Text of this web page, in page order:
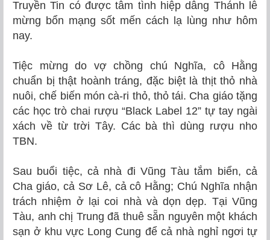
Truyền Tin có được tâm tình hiệp dâng Thánh lễ
mừng bổn mạng sốt mến cách lạ lùng như hôm
nay.
Tiệc mừng do vợ chồng chú Nghĩa, cô Hằng
chuẩn bị thật hoành tráng, đặc biệt là thịt thỏ nhà
nuôi, chế biến món cà-ri thỏ, thỏ tái. Cha giáo tặng
các học trò chai rượu “Black Label 12” tự tay ngài
xách về từ trời Tây. Các bà thì dùng rượu nho
TBN.
Sau buổi tiệc, cả nhà đi Vũng Tàu tắm biển, cả
Cha giáo, cả Sơ Lê, cả cô Hằng; Chú Nghĩa nhận
trách nhiệm ở lại coi nhà và dọn dẹp. Tại Vũng
Tàu, anh chị Trung đã thuê sẵn nguyên một khách
sạn ở khu vực Long Cung để cả nhà nghỉ ngơi tự